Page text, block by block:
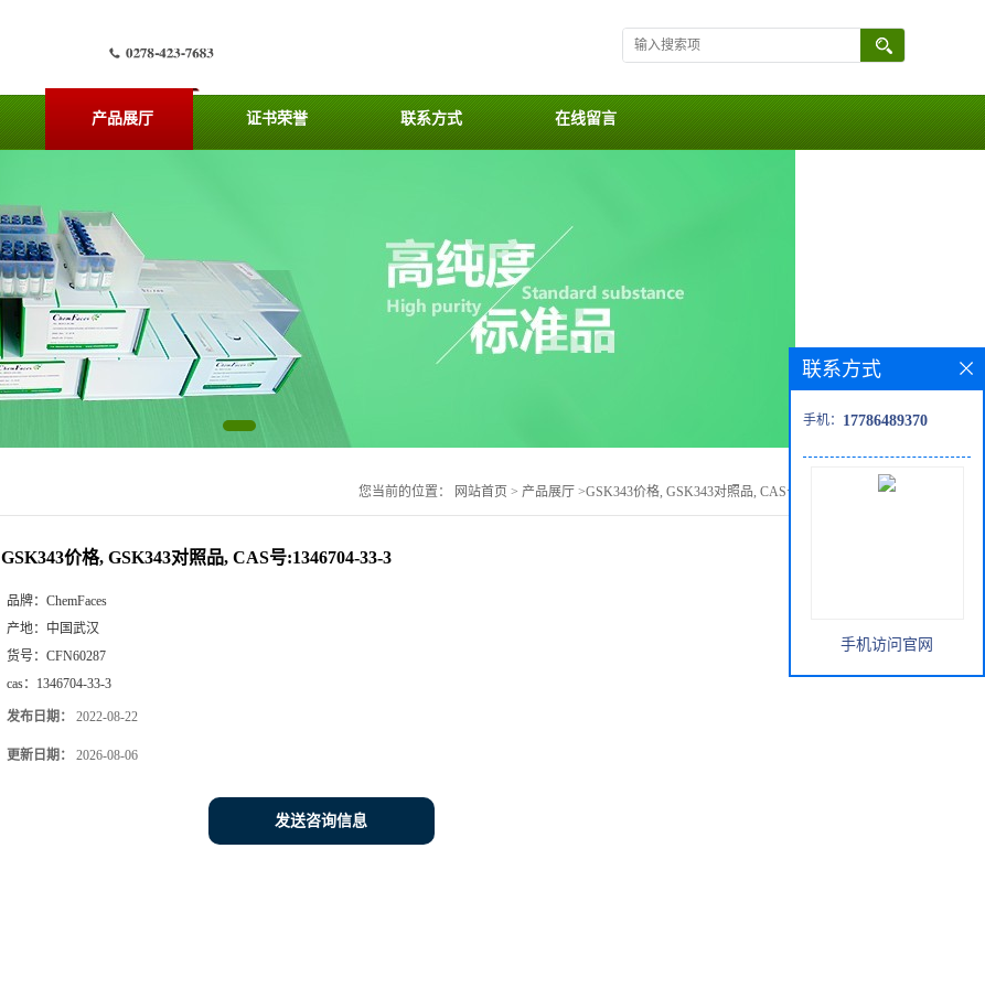
产品展厅 证书荣誉 联系方式 在线留言
您当前的位置： 网站首页 > 产品展厅 >GSK343价格, GSK343对照品, CAS号:1346704-33-3
GSK343价格, GSK343对照品, CAS号:1346704-33-3
品牌： ChemFaces
产地： 中国武汉
货号： CFN60287
cas： 1346704-33-3
发布日期： 2022-08-22
更新日期： 2026-08-06
发送咨询信息
联系方式
手机： 17786489370
手机访问官网